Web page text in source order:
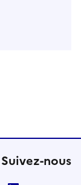
Suivez-nous